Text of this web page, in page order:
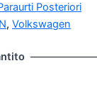
Posteriori
, Volkswagen